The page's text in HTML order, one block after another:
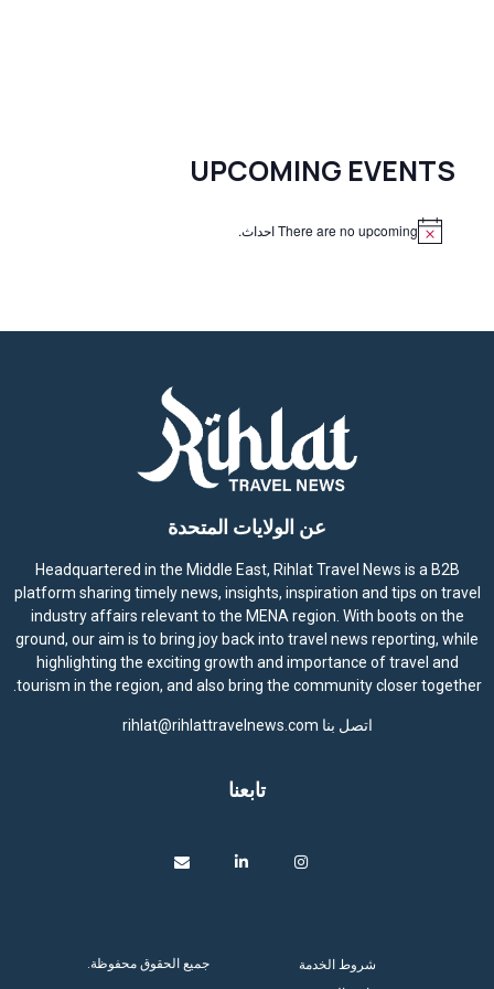
UPCOMING EVENTS
There are no upcoming احداث.
عن الولايات المتحدة
Headquartered in the Middle East, Rihlat Travel News is a B2B
platform sharing timely news, insights, inspiration and tips on travel
industry affairs relevant to the MENA region. With boots on the
ground, our aim is to bring joy back into travel news reporting, while
highlighting the exciting growth and importance of travel and
tourism in the region, and also bring the community closer together.
اتصل بنا rihlat@rihlattravelnews.com
تابعنا
جميع الحقوق محفوظة.
شروط الخدمة